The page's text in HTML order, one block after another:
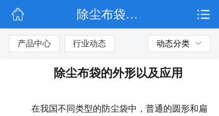
公司简介
联系我们
除尘布袋的外形以及应用
产品中心 行业动态 动态分类
除尘布袋的外形以及应用
在我国不同类型的防尘袋中，普通的圆形和扁